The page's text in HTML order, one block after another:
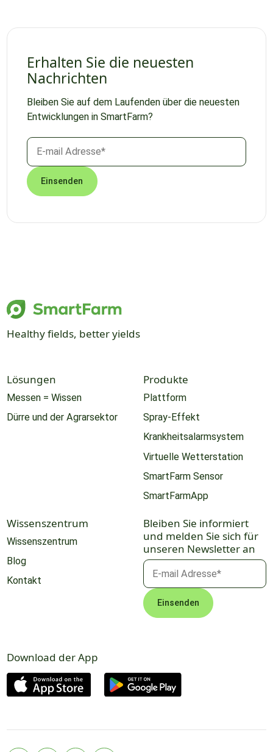
Erhalten Sie die neuesten
Nachrichten
Bleiben Sie auf dem Laufenden über die neuesten
Entwicklungen in SmartFarm?
Healthy fields, better yields
Lösungen
Messen = Wissen
Dürre und der Agrarsektor
Produkte
Plattform
Spray-Effekt
Krankheitsalarmsystem
Virtuelle Wetterstation
SmartFarm Sensor
SmartFarmApp
Wissenszentrum
Wissenszentrum
Blog
Kontakt
Bleiben Sie informiert
und melden Sie sich für
unseren Newsletter an
Download der App